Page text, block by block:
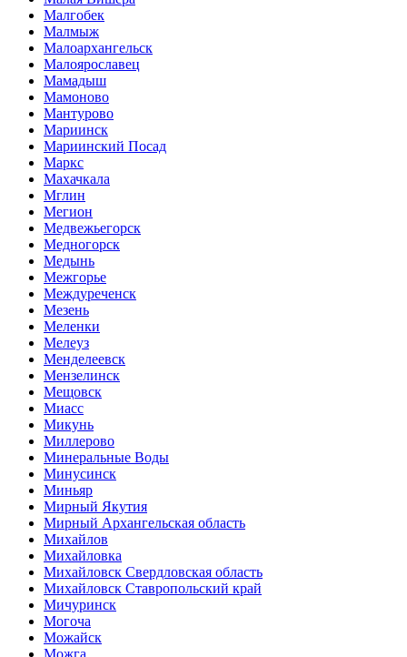
Малгобек
Малмыж
Малоархангельск
Малоярославец
Мамадыш
Мамоново
Мантурово
Мариинск
Мариинский Посад
Маркс
Махачкала
Мглин
Мегион
Медвежьегорск
Медногорск
Медынь
Межгорье
Междуреченск
Мезень
Меленки
Мелеуз
Менделеевск
Мензелинск
Мещовск
Миасс
Микунь
Миллерово
Минеральные Воды
Минусинск
Миньяр
Мирный Якутия
Мирный Архангельская область
Михайлов
Михайловка
Михайловск Свердловская область
Михайловск Ставропольский край
Мичуринск
Могоча
Можайск
Можга